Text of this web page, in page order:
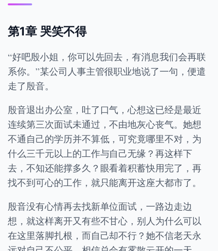
第1章 哭笑不得
“好吧殷小姐，你可以先回去，有消息我们会再联
系你。”某公司人事主管很职业地说了一句，便遣
走了殷音。
殷音退出办公室，吐了口气，心想这已经是最近
连续第三次面试未通过，不由地灰心丧气。她想
不通自己的学历并不算低，可究竟哪里不对，为
什么三千元以上的工作与自己无缘？再这样下
去，不知还能撑多久？眼看着积蓄快用完了，再
找不到可心的工作，就只能离开这座大都市了。
殷音没有心情再去找新单位面试，一路边走边
想，就这样离开又有些不甘心，别人为什么可以
在这里落脚扎根，而自己却不行？她不信老天永